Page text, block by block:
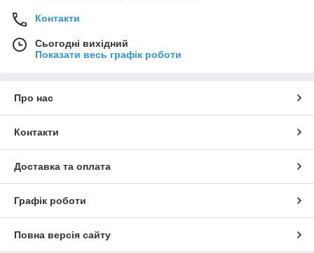
Контакти
Сьогодні вихідний
Показати весь графік роботи
Про нас
Контакти
Доставка та оплата
Графік роботи
Повна версія сайту